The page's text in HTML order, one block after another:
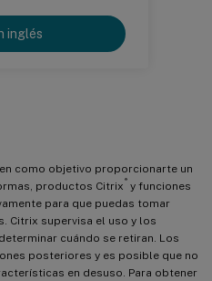
inglés
como objetivo proporcionarte un
productos Citrix ® y funciones
para que puedas tomar
Citrix supervisa el uso y los
cuándo se retiran. Los
posteriores y es posible que no
en desuso. Para obtener